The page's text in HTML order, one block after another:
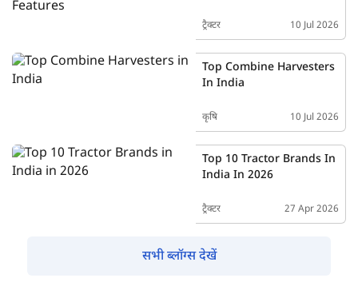
ट्रैक्टर 10 Jul 2026
Top Combine Harvesters
In India
कृषि 10 Jul 2026
Top 10 Tractor Brands In
India In 2026
ट्रैक्टर 27 Apr 2026
सभी ब्लॉग्स देखें